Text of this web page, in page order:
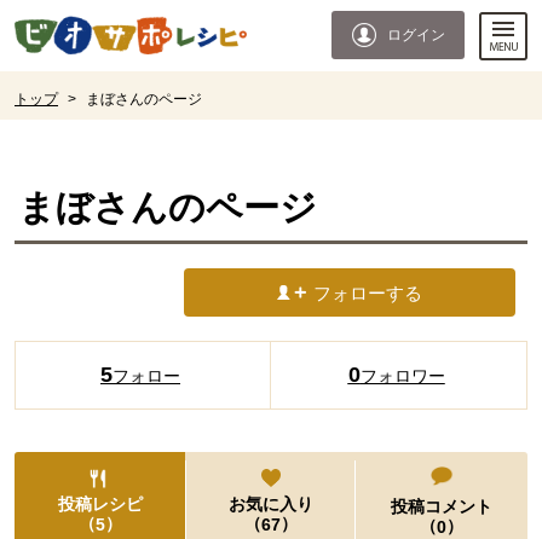
ページの先頭です。
ログイン
トップ > まぼさんのページ
まぼさんのページ
フォローする
5フォロー 0フォロワー
投稿レシピ
（5）
お気に入り
（67）
投稿コメント
（0）